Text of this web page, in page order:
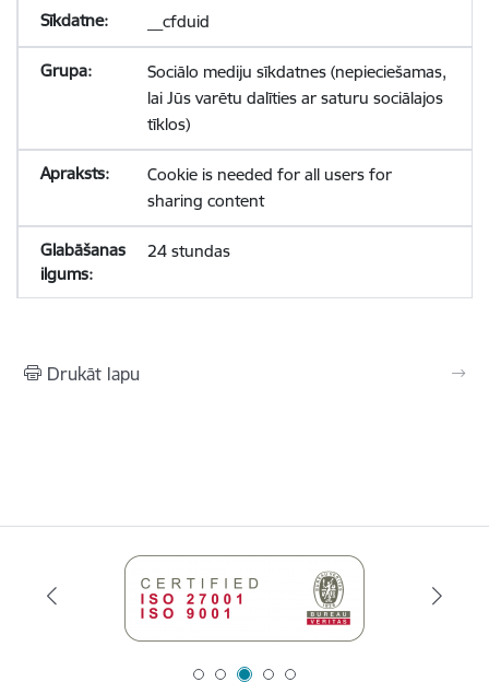
__cfduid
Sociālo mediju sīkdatnes (nepieciešamas,
lai Jūs varētu dalīties ar saturu sociālajos
tīklos)
Cookie is needed for all users for
sharing content
24 stundas
Drukāt lapu